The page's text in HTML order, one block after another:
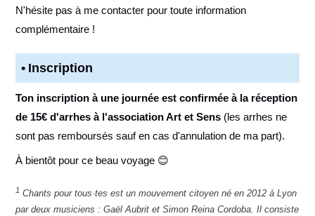
N'hésite pas à me contacter pour toute information
complémentaire !
Inscription
Ton inscription à une journée est confirmée à la réception
de 15€ d'arrhes à l'association Art et Sens (les arrhes ne
sont pas remboursés sauf en cas d'annulation de ma part).
À bientôt pour ce beau voyage 😊
1 Chants pour tous·tes est un mouvement citoyen né en 2012 à Lyon
par deux musiciens : Gaël Aubrit et Simon Reina Cordoba. Il consiste